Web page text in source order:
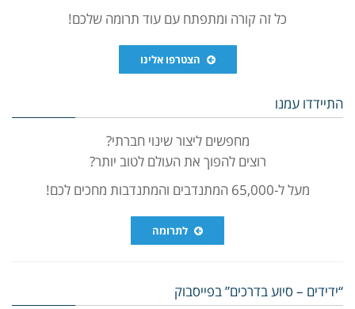
כל זה קורה ומתפתח עם עוד תרומה שלכם!
הצטרפו אלינו
התיידדו עמנו
מחפשים ליצור שינוי חברתי?
רוצים להפוך את העולם לטוב יותר?
מעל ל-65,000 המתנדבים והמתנדבות מחכים לכם!
לתרומה
“ידידים – סיוע בדרכים” בפייסבוק